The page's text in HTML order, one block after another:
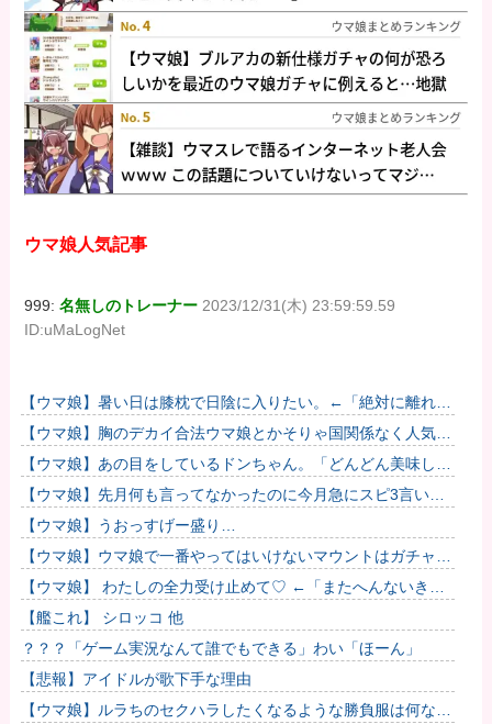
ウマ娘人気記事
999:名無しのトレーナー 2023/12/31(木) 23:59:59.59
ID:uMaLogNet
【ウマ娘】暑い日は膝枕で日陰に入りたい。←「絶対に離れた
くない場所だな」
【ウマ娘】胸のデカイ合法ウマ娘とかそりゃ国関係なく人気出
るわな
【ウマ娘】あの目をしているドンちゃん。「どんどん美味しく
実る…♡」
【ウマ娘】先月何も言ってなかったのに今月急にスピ3言い出
したのが怪しいよな。
【ウマ娘】うおっすげー盛り…
【ウマ娘】ウマ娘で一番やってはいけないマウントはガチャで
も育成でもグッズでもなく、これ。
【ウマ娘】 わたしの全力受け止めて♡ ←「またへんないきも
のがふえてる…」
【艦これ】 シロッコ 他
？？？「ゲーム実況なんて誰でもできる」わい「ほーん」
【悲報】アイドルが歌下手な理由
【ウマ娘】ルラちのセクハラしたくなるような勝負服は何なん